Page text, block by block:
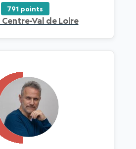
791 points
Centre-Val de Loire